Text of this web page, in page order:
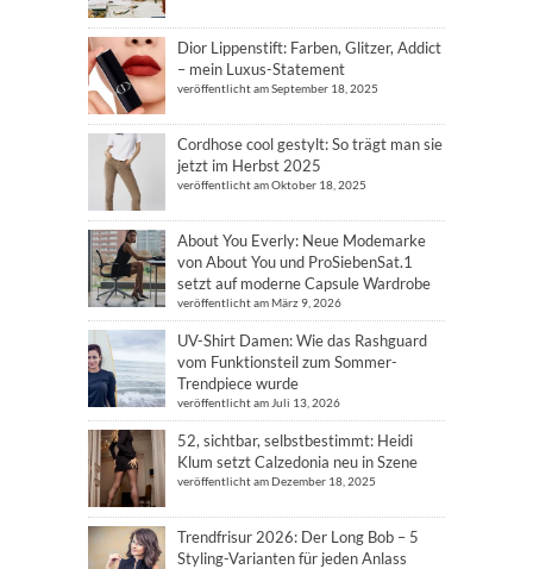
Dior Lippenstift: Farben, Glitzer, Addict
– mein Luxus-Statement
veröffentlicht am September 18, 2025
Cordhose cool gestylt: So trägt man sie
jetzt im Herbst 2025
veröffentlicht am Oktober 18, 2025
About You Everly: Neue Modemarke
von About You und ProSiebenSat.1
setzt auf moderne Capsule Wardrobe
veröffentlicht am März 9, 2026
UV-Shirt Damen: Wie das Rashguard
vom Funktionsteil zum Sommer-
Trendpiece wurde
veröffentlicht am Juli 13, 2026
52, sichtbar, selbstbestimmt: Heidi
Klum setzt Calzedonia neu in Szene
veröffentlicht am Dezember 18, 2025
Trendfrisur 2026: Der Long Bob – 5
Styling-Varianten für jeden Anlass